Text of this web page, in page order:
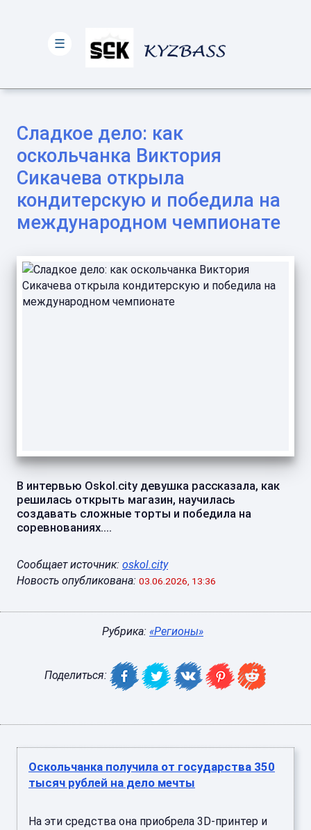
Сладкое дело: как
оскольчанка Виктория
Сикачева открыла
кондитерскую и победила на
международном чемпионате
В интервью Oskol.city девушка рассказала, как
решилась открыть магазин, научилась
создавать сложные торты и победила на
соревнованиях....
Сообщает источник: oskol.city
Новость опубликована: 03.06.2026, 13:36
Рубрика: «Регионы»
Поделиться:
Оскольчанка получила от государства 350
тысяч рублей на дело мечты
На эти средства она приобрела 3D-принтер и
☰